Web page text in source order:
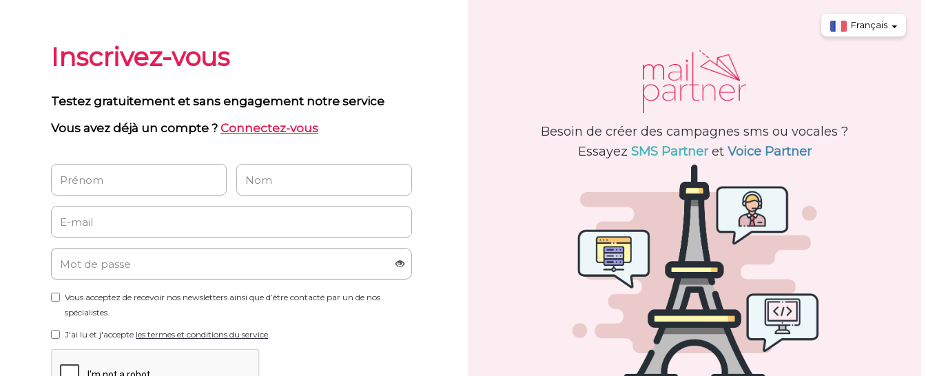
Inscrivez-vous
Testez gratuitement et sans engagement notre service
Vous avez déjà un compte ? Connectez-vous
Vous acceptez de recevoir nos newsletters ainsi que d’être contacté par un de nos
spécialistes.
J'ai lu et j'accepte les termes et conditions du service
Français
Besoin de créer des campagnes sms ou vocales ?
Essayez SMS Partneret Voice Partner